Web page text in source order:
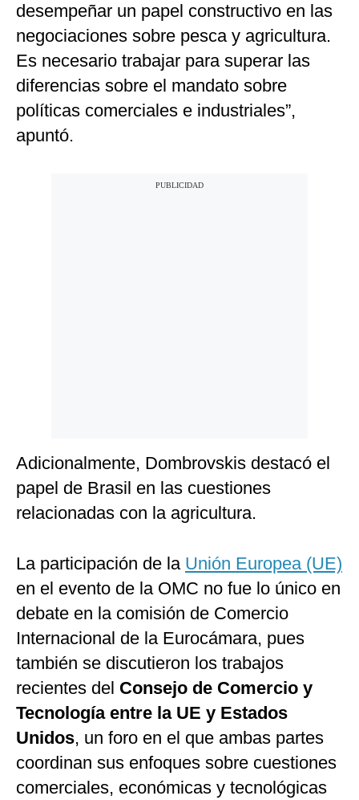
desempeñar un papel constructivo en las
negociaciones sobre pesca y agricultura.
Es necesario trabajar para superar las
diferencias sobre el mandato sobre
políticas comerciales e industriales”,
apuntó.
Adicionalmente, Dombrovskis destacó el
papel de Brasil en las cuestiones
relacionadas con la agricultura.
La participación de la Unión Europea (UE)
en el evento de la OMC no fue lo único en
debate en la comisión de Comercio
Internacional de la Eurocámara, pues
también se discutieron los trabajos
recientes del Consejo de Comercio y
Tecnología entre la UE y Estados
Unidos, un foro en el que ambas partes
coordinan sus enfoques sobre cuestiones
comerciales, económicas y tecnológicas